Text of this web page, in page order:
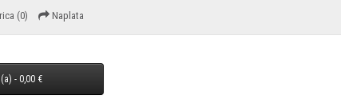
(0) Naplata
- 0,00 €